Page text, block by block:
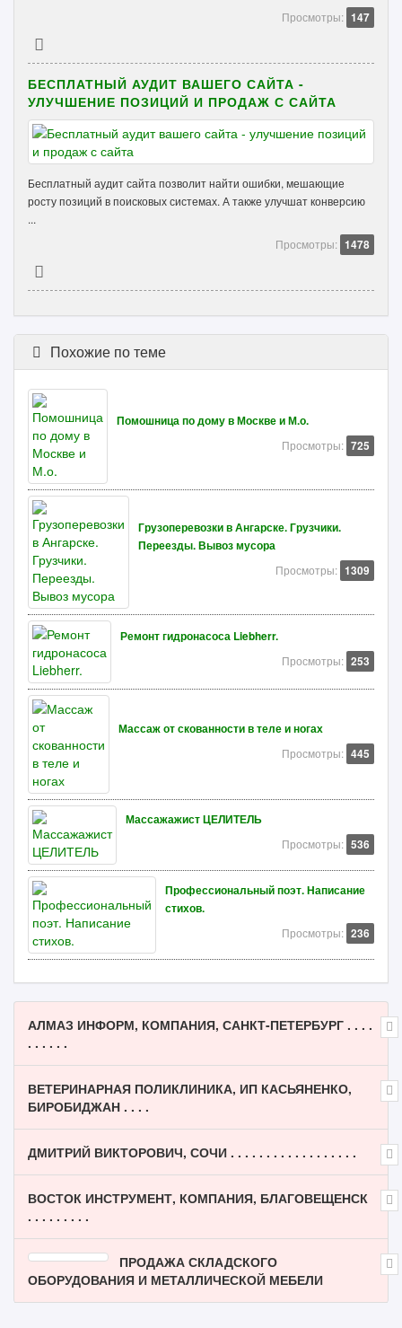
Просмотры: 147
БЕСПЛАТНЫЙ АУДИТ ВАШЕГО САЙТА -
УЛУЧШЕНИЕ ПОЗИЦИЙ И ПРОДАЖ С САЙТА
Бесплатный аудит сайта позволит найти ошибки, мешающие
росту позиций в поисковых системах. А также улучшат конверсию
...
Просмотры: 1478
Похожие по теме
Помошница по дому в Москве и М.о.
Просмотры: 725
Грузоперевозки в Ангарске. Грузчики.
Переезды. Вывоз мусора
Просмотры: 1309
Ремонт гидронасоса Liebherr.
Просмотры: 253
Массаж от скованности в теле и ногах
Просмотры: 445
Массажажист ЦЕЛИТЕЛЬ
Просмотры: 536
Профессиональный поэт. Написание
стихов.
Просмотры: 236
АЛМАЗ ИНФОРМ, КОМПАНИЯ, САНКТ-ПЕТЕРБУРГ . . . .
. . . . . .
ВЕТЕРИНАРНАЯ ПОЛИКЛИНИКА, ИП КАСЬЯНЕНКО,
БИРОБИДЖАН . . . .
ДМИТРИЙ ВИКТОРОВИЧ, СОЧИ . . . . . . . . . . . . . . . . . .
ВОСТОК ИНСТРУМЕНТ, КОМПАНИЯ, БЛАГОВЕЩЕНСК
. . . . . . . . .
ПРОДАЖА СКЛАДСКОГО
ОБОРУДОВАНИЯ И МЕТАЛЛИЧЕСКОЙ МЕБЕЛИ